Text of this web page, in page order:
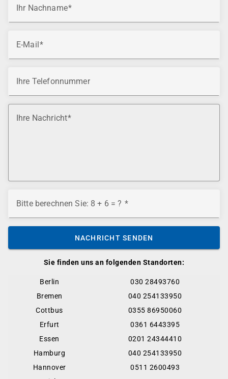
Sie finden uns an folgenden Standorten:
Berlin
030 28493760
Bremen
040 254133950
Cottbus
0355 86950060
Erfurt
0361 6443395
Essen
0201 24344410
Hamburg
040 254133950
Hannover
0511 2600493
Ihr Nachname
E-Mail
Ihre Telefonnummer
Ihre Nachricht
Bitte berechnen Sie: 8 + 6 = ?
NACHRICHT SENDEN